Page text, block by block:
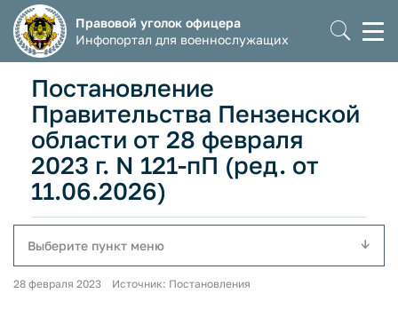
Правовой уголок офицера
Инфопортал для военнослужащих
Постановление
Правительства Пензенской
области от 28 февраля
2023 г. N 121-пП (ред. от
11.06.2026)
Выберите пункт меню
28 февраля 2023 Источник: Постановления